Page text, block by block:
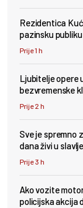
Rezidentica
pazinsku publiku
Prije 1 h
Ljubitelje opere
bezvremenske
Prije 2 h
Sve je spremno
dana živi u
Prije 3 h
Ako vozite
policijska akcija